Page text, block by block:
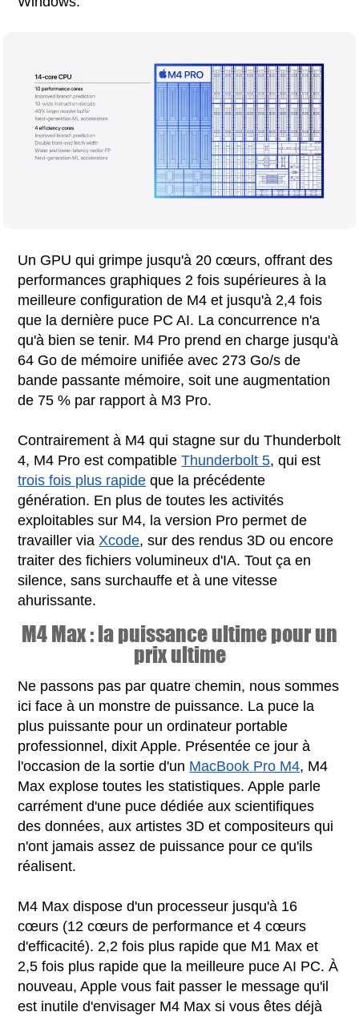
Un GPU qui grimpe jusqu'à 20 cœurs, offrant des
performances graphiques 2 fois supérieures à la
meilleure configuration de M4 et jusqu'à 2,4 fois
que la dernière puce PC AI. La concurrence n'a
qu'à bien se tenir. M4 Pro prend en charge jusqu'à
64 Go de mémoire unifiée avec 273 Go/s de
bande passante mémoire, soit une augmentation
de 75 % par rapport à M3 Pro.
Contrairement à M4 qui stagne sur du Thunderbolt
4, M4 Pro est compatibleThunderbolt 5, qui est
trois fois plus rapide que la précédente
génération. En plus de toutes les activités
exploitables sur M4, la version Pro permet de
travailler viaXcode, sur des rendus 3D ou encore
traiter des fichiers volumineux d'IA. Tout ça en
silence, sans surchauffe et à une vitesse
ahurissante.
M4 Max : la puissance ultime pour un
prix ultime
Ne passons pas par quatre chemin, nous sommes
ici face à un monstre de puissance. La puce la
plus puissante pour un ordinateur portable
professionnel, dixit Apple. Présentée ce jour à
l'occasion de la sortie d'un MacBook Pro M4, M4
Max explose toutes les statistiques. Apple parle
carrément d'une puce dédiée aux scientifiques
des données, aux artistes 3D et compositeurs qui
n'ont jamais assez de puissance pour ce qu'ils
réalisent.
M4 Max dispose d'un processeur jusqu'à 16
cœurs (12 cœurs de performance et 4 cœurs
d'efficacité). 2,2 fois plus rapide que M1 Max et
2,5 fois plus rapide que la meilleure puce AI PC. À
nouveau, Apple vous fait passer le message qu'il
est inutile d'envisager M4 Max si vous êtes déjà